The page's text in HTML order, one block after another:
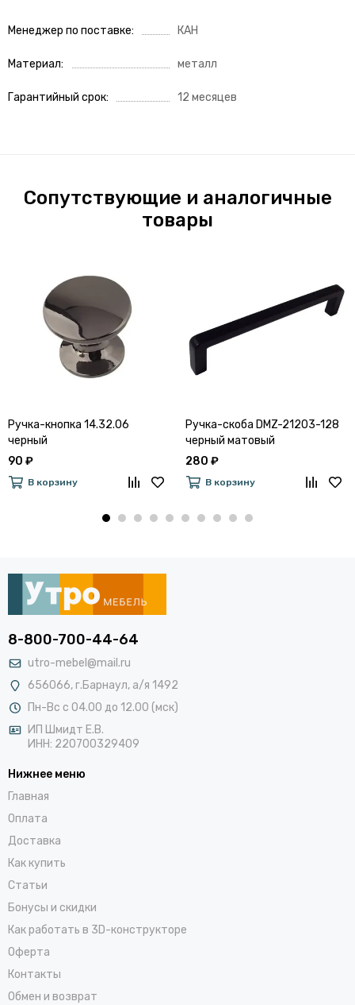
Менеджер по поставке КАН
Материал металл
Гарантийный срок 12 месяцев
Сопутствующие и аналогичные
товары
Ручка-кнопка 14.32.06
черный
90 ₽
В корзину
Ручка-скоба DMZ-21203-128
черный матовый
280 ₽
В корзину
8-800-700-44-64
utro-mebel@mail.ru
656066, г.Барнаул, а/я 1492
Пн-Вс с 04.00 до 12.00 (мск)
ИП Шмидт Е.В.
ИНН: 220700329409
Нижнее меню
Главная
Оплата
Доставка
Как купить
Статьи
Бонусы и скидки
Как работать в 3D-конструкторе
Оферта
Контакты
Обмен и возврат